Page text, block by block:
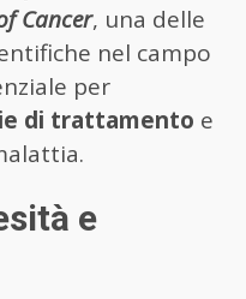
Cancer, una delle
nel campo
per
di trattamento e
e